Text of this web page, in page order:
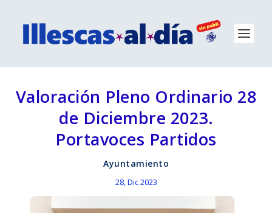
Valoración Pleno Ordinario 28
de Diciembre 2023.
Portavoces Partidos
Ayuntamiento
28, Dic 2023